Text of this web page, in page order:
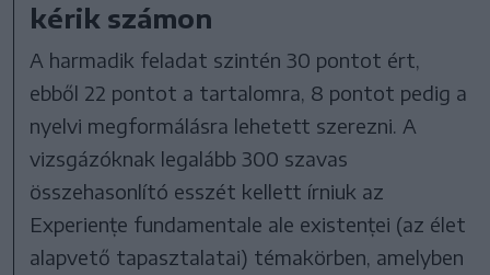
kérik számon
A harmadik feladat szintén 30 pontot ért,
ebből 22 pontot a tartalomra, 8 pontot pedig a
nyelvi megformálásra lehetett szerezni. A
vizsgázóknak legalább 300 szavas
összehasonlító esszét kellett írniuk az
Experiențe fundamentale ale existenței (az élet
alapvető tapasztalatai) témakörben, amelyben